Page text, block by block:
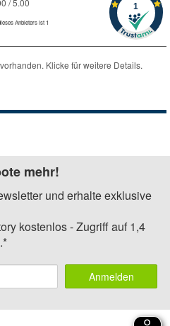
mehr!
und erhalte exklusive
kostenlos - Zugriff auf 1,4
Anmelden